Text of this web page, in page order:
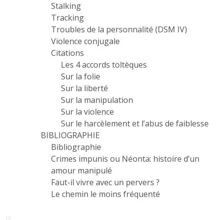
Stalking
Tracking
Troubles de la personnalité (DSM IV)
Violence conjugale
Citations
Les 4 accords toltèques
Sur la folie
Sur la liberté
Sur la manipulation
Sur la violence
Sur le harcèlement et l’abus de faiblesse
BIBLIOGRAPHIE
Bibliographie
Crimes impunis ou Néonta: histoire d’un
amour manipulé
Faut-il vivre avec un pervers ?
Le chemin le moins fréquenté